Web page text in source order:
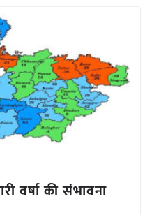
वर्षा की संभावना